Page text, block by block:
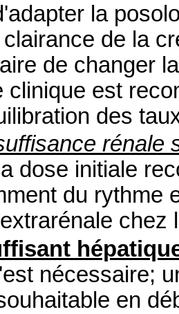
la
de la
de changer
clinique est
des
rénale
dose initiale
du rythme
chez
nécessaire;
en